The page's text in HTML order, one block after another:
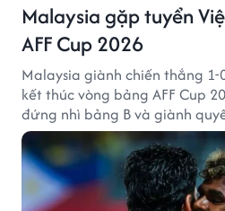
Malaysia gặp tuyển
AFF Cup 2026
Malaysia giành chiến thắng
kết thúc vòng bảng AFF Cup
đứng nhì bảng B và giành
tuyển Việt Nam.